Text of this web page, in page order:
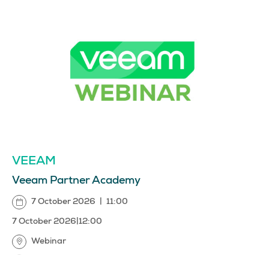
VEEAM
Veeam Partner Academy
7 October 2026 11:00
7 October 2026 12:00
Webinar